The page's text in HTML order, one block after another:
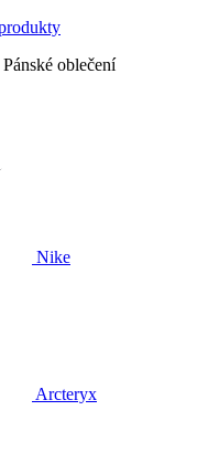
Pánské oblečení
Nike
Arcteryx